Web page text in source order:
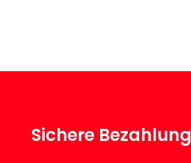
Sichere Bezahlung